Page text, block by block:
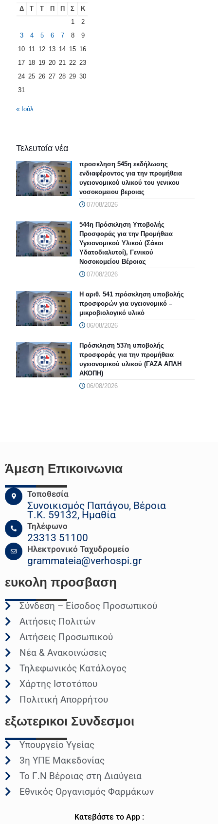
Δ Τ Τ Π Π Σ
Κ
1
2
3
4 5 6 7 8
9
10 11 12 13 14 15 16
17 18 19 20 21 22 23
24 25 26 27 28 29 30
31
« Ιούλ
Τελευταία νέα
προσκληση 545η εκδήλωσης
ενδιαφέροντος για την προμήθεια
υγειονομικού υλικού του γενικου
νοσοκομειου βεροιας
07/08/2026
544η Πρόσκληση Υποβολής
Προσφοράς για την Προμήθεια
Υγειονομικού Υλικού (Σάκοι
Υδατοδιαλυτοί), Γενικού
Νοσοκομείου Βέροιας
07/08/2026
Η αριθ. 541 πρόσκληση υποβολής
προσφορών για υγειονομικό –
μικροβιολογικό υλικό
06/08/2026
Πρόσκληση 537η υποβολής
προσφοράς για την προμήθεια
υγειονομικού υλικού (ΓΑΖΑ ΑΠΛΗ
ΑΚΟΠΗ)
06/08/2026
Άμεση Επικοινωνια
Τοποθεσία
Συνοικισμός Παπάγου, Βέροια
Τ.Κ. 59132, Ημαθία
Τηλέφωνο
23313 51100
Ηλεκτρονικό Ταχυδρομείο
grammateia@verhospi.gr
ευκολη προσβαση
Σύνδεση – Είσοδος Προσωπικού
Αιτήσεις Πολιτών
Αιτήσεις Προσωπικού
Νέα & Ανακοινώσεις
Τηλεφωνικός Κατάλογος
Χάρτης Ιστοτόπου
Πολιτική Απορρήτου
εξωτερικοι Συνδεσμοι
Υπουργείο Υγείας
3η ΥΠΕ Μακεδονίας
Το Γ.Ν Βέροιας στη Διαύγεια
Εθνικός Οργανισμός Φαρμάκων
Κατεβάστε το App :